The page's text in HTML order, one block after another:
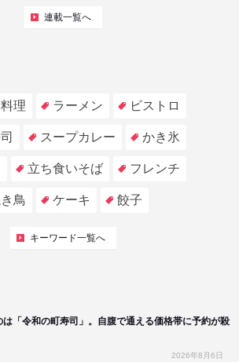
連載一覧へ
理 ラーメン ビストロ
スープカレー かき氷
立ち食いそば フレンチ
鳥 ケーキ 餃子
キーワード一覧へ
は「令和の町寿司」。自腹で通える価格帯に予約が殺
2026年8月6日